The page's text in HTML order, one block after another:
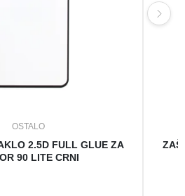
OSTALO
2.5D FULL GLUE ZA
90 LITE CRNI